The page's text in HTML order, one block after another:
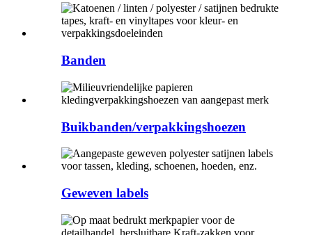
Banden
Buikbanden/verpakkingshoezen
Geweven labels